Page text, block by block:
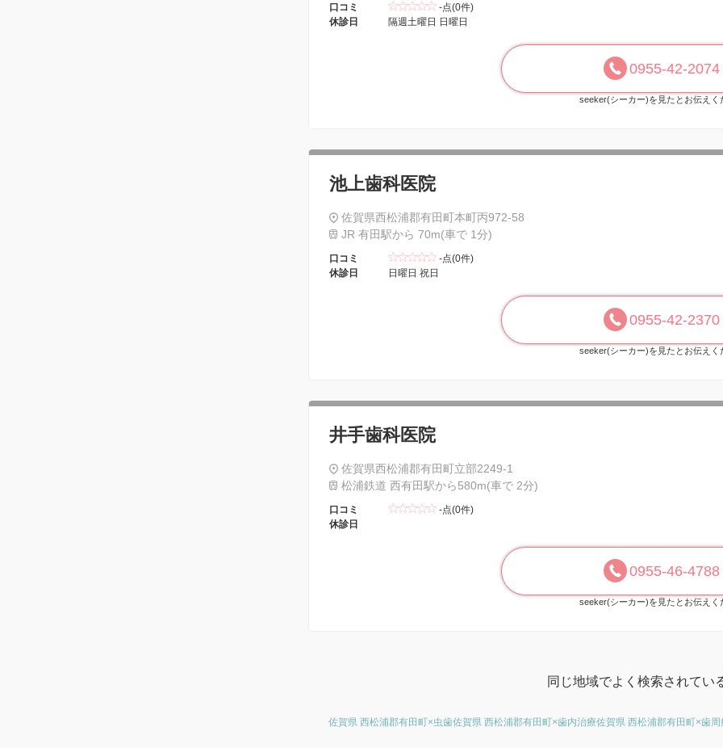
口コミ
-点(0件)
休診日
隔週土曜日 日曜日
0955-42-2074
seeker(シーカー)を見たとお伝えく
池上歯科医院
佐賀県西松浦郡有田町本町丙972-58
JR 有田駅から 70m(車で 1分)
口コミ
-点(0件)
休診日
日曜日 祝日
0955-42-2370
seeker(シーカー)を見たとお伝えく
井手歯科医院
佐賀県西松浦郡有田町立部2249-1
松浦鉄道 西有田駅から580m(車で 2分)
口コミ
-点(0件)
休診日
0955-46-4788
seeker(シーカー)を見たとお伝えく
同じ地域でよく検索されてい
佐賀県 西松浦郡有田町×虫歯佐賀県 西松浦郡有田町×歯内治療佐賀県 西松浦郡有田町×歯周